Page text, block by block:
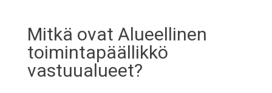
Mitkä ovat Alueellinen
toimintapäällikkö
vastuualueet?